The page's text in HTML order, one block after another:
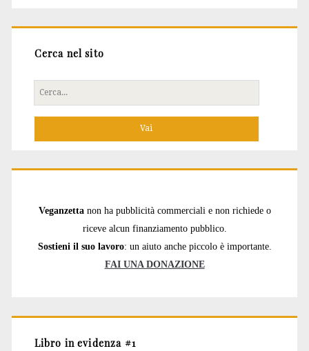
Cerca nel sito
Cerca
per:
Veganzetta non ha pubblicità commerciali e non richiede o
riceve alcun finanziamento pubblico.
Sostieni il suo lavoro: un aiuto anche piccolo è importante.
FAI UNA DONAZIONE
Libro in evidenza #1